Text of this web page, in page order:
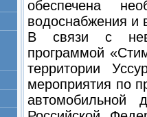
обеспечена
водоснабжения и
В связи с
программой
территории
мероприятия по
автомобильной